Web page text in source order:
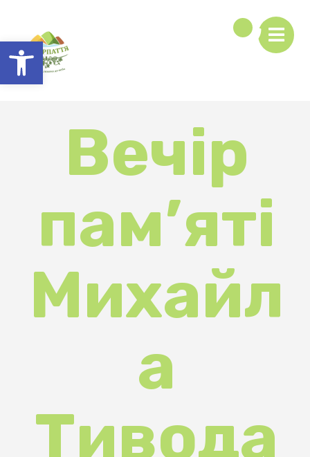
Відкрити Панель інструментів
Вечір
пам’яті
Михайл
а
Тивода
ра